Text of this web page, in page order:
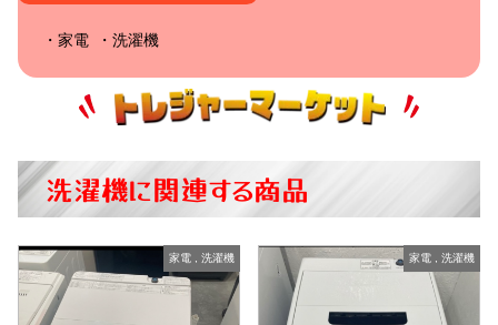
家電 洗濯機
洗濯機に関連する商品
家電, 洗濯機 家電 洗濯機